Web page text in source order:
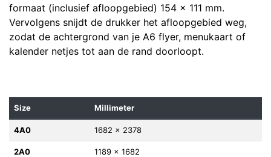
formaat (inclusief afloopgebied) 154 x 111 mm.
Vervolgens snijdt de drukker het afloopgebied weg,
zodat de achtergrond van je A6 flyer, menukaart of
kalender netjes tot aan de rand doorloopt.
Size Millimeter
4A0 1682 x 2378
2A0 1189 x 1682